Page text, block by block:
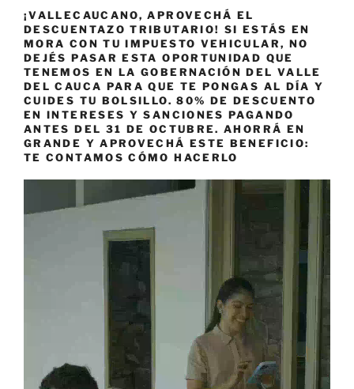
¡VALLECAUCANO, APROVECHÁ EL
DESCUENTAZO TRIBUTARIO! SI ESTÁS EN
MORA CON TU IMPUESTO VEHICULAR, NO
DEJÉS PASAR ESTA OPORTUNIDAD QUE
TENEMOS EN LA GOBERNACIÓN DEL VALLE
DEL CAUCA PARA QUE TE PONGAS AL DÍA Y
CUIDES TU BOLSILLO. 80% DE DESCUENTO
EN INTERESES Y SANCIONES PAGANDO
ANTES DEL 31 DE OCTUBRE. AHORRÁ EN
GRANDE Y APROVECHÁ ESTE BENEFICIO:
TE CONTAMOS CÓMO HACERLO